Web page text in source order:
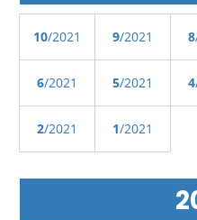
10/2021 9/2021 8
6/2021 5/2021 4
2/2021 1/2021